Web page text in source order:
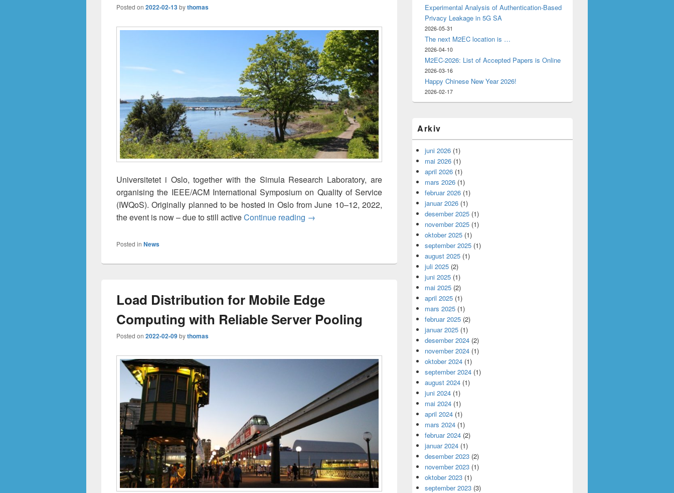
Posted on 2022-02-13bythomas
Universitetet i Oslo, together with the Simula Research Laboratory, are
organising the IEEE/ACM International Symposium on Quality of Service
(IWQoS). Originally planned to be hosted in Oslo from June 10–12, 2022,
the event is now – due to still activeContinue reading IEEE/ACM International Symposium on Quality of Service (IWQoS)
→
Posted in News
Load Distribution for Mobile Edge
Computing with Reliable Server Pooling
Posted on 2022-02-09bythomas
Experimental Analysis of Authentication-Based
Privacy Leakage in 5G SA
2026-05-31
The next M2EC location is …
2026-04-10
M2EC-2026: List of Accepted Papers is Online
2026-03-16
Happy Chinese New Year 2026!
2026-02-17
Arkiv
juni 2026 (1)
mai 2026 (1)
april 2026 (1)
mars 2026 (1)
februar 2026 (1)
januar 2026 (1)
desember 2025 (1)
november 2025 (1)
oktober 2025 (1)
september 2025 (1)
august 2025 (1)
juli 2025 (2)
juni 2025 (1)
mai 2025 (2)
april 2025 (1)
mars 2025 (1)
februar 2025 (2)
januar 2025 (1)
desember 2024 (2)
november 2024 (1)
oktober 2024 (1)
september 2024 (1)
august 2024 (1)
juni 2024 (1)
mai 2024 (1)
april 2024 (1)
mars 2024 (1)
februar 2024 (2)
januar 2024 (1)
desember 2023 (2)
november 2023 (1)
oktober 2023 (1)
september 2023 (3)